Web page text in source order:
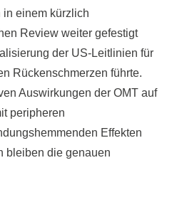
in einem kürzlich
Review weiter gefestigt
der US-Leitlinien für
Rückenschmerzen führte.
Auswirkungen der OMT auf
peripheren
Effekten
bleiben die genauen